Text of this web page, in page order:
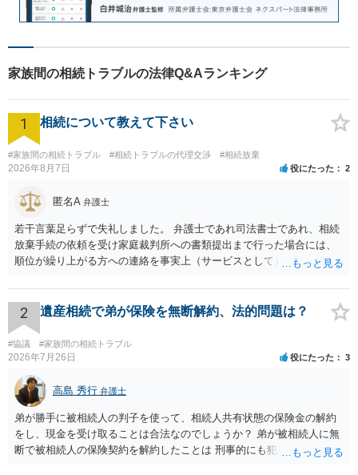
家族間の相続トラブルの法律Q&Aランキング
1 相続について教えて下さい
#家族間の相続トラブル #相続トラブルの代理交渉 #相続放棄
2026年8月7日 役にたった 2
匿名A 弁護士
若干言葉足らずで失礼しました。 弁護士であれ司法書士であれ、相続
放棄手続の依頼を受け家庭裁判所への書類提出まで行った場合には、
順位が繰り上がる方への連絡を事実上（サービスとして）行うことは
できない、という意味でした。
2 遺産相続で弟が保険を無断解約、法的問題は？
#協議 #家族間の相続トラブル
2026年7月26日 役にたった 3
高島 秀行 弁護士
弟が勝手に被相続人の判子を使って、相続人共有状態の保険金の解約
をし、現金を受け取ることは合法なのでしょうか？ 弟が被相続人に無
断で被相続人の保険契約を解約したことは 刑事的にも犯罪となる可能